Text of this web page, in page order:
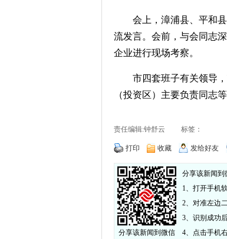
会上，漳浦县、平和
流发言。会前，与会同志
企业进行现场考察。
市四套班子有关领导
（投资区）主要负责同志
责任编辑:钟舒云 标签：
打印 收藏 发给好友
分享该新闻到微信
分享该新闻到
1、打开手机
2、对准左边
3、识别成功
4、点击手机